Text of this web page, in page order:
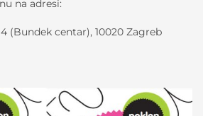
na adresi:
(Bundek centar), 10020 Zagreb